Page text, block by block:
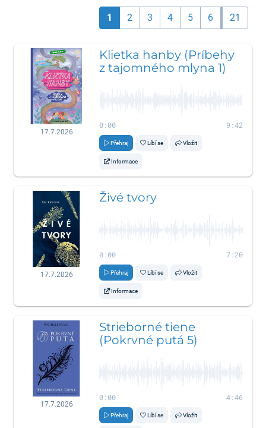
1 2 3 4 5 6 21
17.7.2026
Klietka hanby (Príbehy
z tajomného mlyna 1)
0:00 9:42
Přehraj Líbí se Vložit
Informace
17.7.2026
Živé tvory
0:00 7:20
Přehraj Líbí se Vložit
Informace
17.7.2026
Strieborné tiene
(Pokrvné putá 5)
0:00 4:46
Přehraj Líbí se Vložit